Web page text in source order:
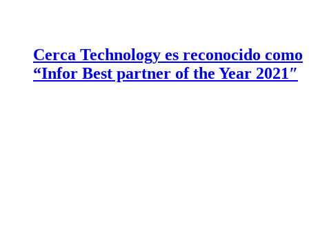
Cerca Technology es reconocido como
“Infor Best partner of the Year 2021″